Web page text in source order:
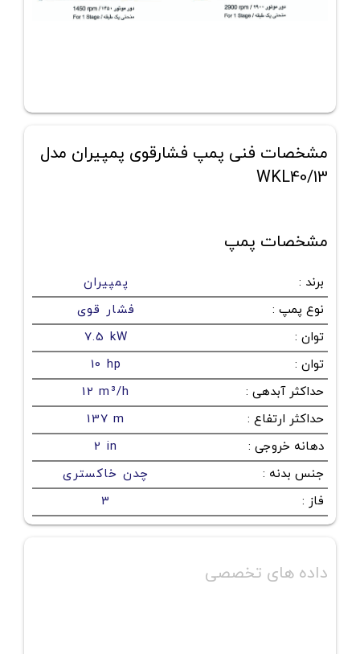
مشخصات فنی پمپ فشارقوی پمپیران مدل
WKL40/13
مشخصات پمپ
برند :
پمپیران
نوع پمپ :
فشار قوی
توان :
7.5 kW
توان :
10 hp
حداکثر آبدهی :
12 m³/h
حداکثر ارتفاع :
137 m
دهانه خروجی :
2 in
جنس بدنه :
چدن خاکستری
فاز :
3
داده های تخصصی